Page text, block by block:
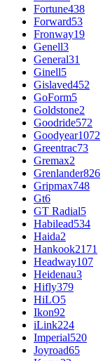
Fortune438
Forward53
Fronway19
Genell3
General31
Ginell5
Gislaved452
GoForm5
Goldstone2
Goodride572
Goodyear1072
Greentrac73
Gremax2
Grenlander826
Gripmax748
Gt6
GT Radial5
Habilead534
Haida2
Hankook2171
Headway107
Heidenau3
Hifly379
HiLO5
Ikon92
iLink224
Imperial520
Joyroad65